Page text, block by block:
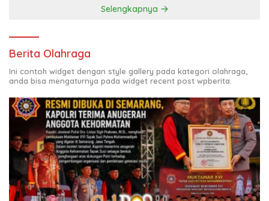
Selengkapnya
Berita Olahraga
Ini contoh widget dengan style gallery pada kategori olahraga,
anda bisa mengaturnya pada widget recent post wpberita.